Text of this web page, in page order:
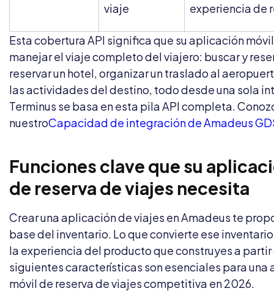
viaje
experiencia de
Esta cobertura API significa que su aplicación
manejar el viaje completo del viajero: buscar y
reservar un hotel, organizar un traslado al
las actividades del destino, todo desde una sola
Terminus se basa en esta pila API completa.
nuestroCapacidad de integración de Amadeus
Funciones clave que su
de reserva de viajes necesita
Crear una aplicación de viajes en Amadeus te
base del inventario. Lo que convierte ese
la experiencia del producto que construyes a partir
siguientes características son esenciales para una
móvil de reserva de viajes competitiva en 2026.